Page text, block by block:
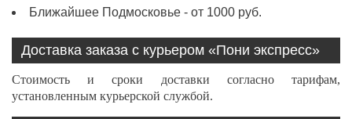
Ближайшее Подмосковье - от 1000 руб.
Доставка заказа с курьером «Пони экспресс»
Стоимость и сроки доставки согласно тарифам,
установленным курьерской службой.